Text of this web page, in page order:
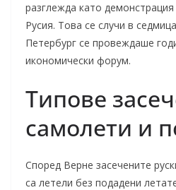
разглежда като
Русия. Това се случи в
Петербург се провеждаше
икономически форум.
Типове
самолети и
Според Верне засечените
са летели без подадени